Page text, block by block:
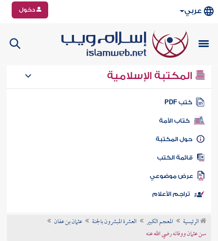
عربي دخول
المكتبة الإسلامية
كتب PDF
كتاب الأمة
المكتبة
الكتب
موضوعي
تراجم الأعلام
الرئيسية المعجم الكبير العشرة المبشرون بالجنة
عثمان بن عفان
سن عثمان ووفاته رضي الله عنه